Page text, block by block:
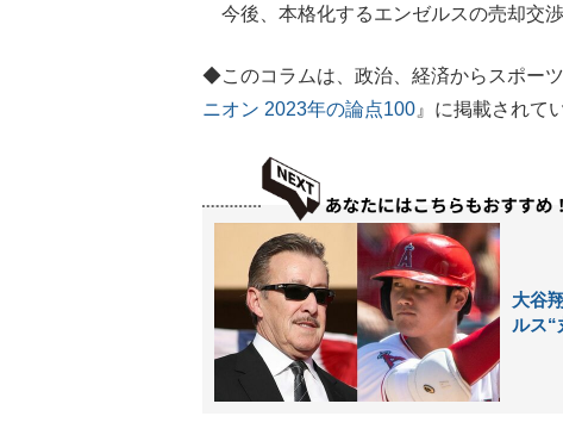
今後、本格化するエンゼルスの売却交
◆このコラムは、政治、経済からスポー
ニオン 2023年の論点100 』に掲載されて
大谷
ルス“